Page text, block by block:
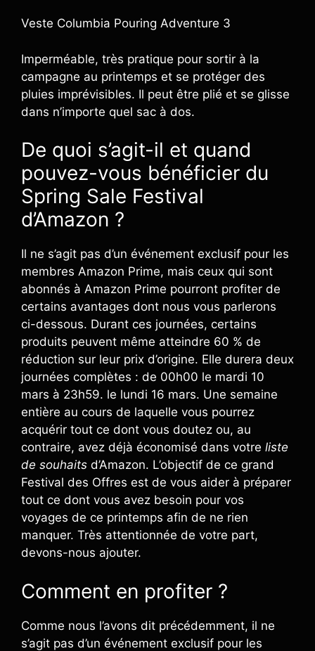
Veste Columbia Pouring Adventure 3
Imperméable, très pratique pour sortir à la
campagne au printemps et se protéger des
pluies imprévisibles. Il peut être plié et se glisse
dans n’importe quel sac à dos.
De quoi s’agit-il et quand
pouvez-vous bénéficier du
Spring Sale Festival
d’Amazon ?
Il ne s’agit pas d’un événement exclusif pour les
membres Amazon Prime, mais ceux qui sont
abonnés à Amazon Prime pourront profiter de
certains avantages dont nous vous parlerons
ci-dessous. Durant ces journées, certains
produits peuvent même atteindre 60 % de
réduction sur leur prix d’origine. Elle durera deux
journées complètes : de 00h00 le mardi 10
mars à 23h59. le lundi 16 mars. Une semaine
entière au cours de laquelle vous pourrez
acquérir tout ce dont vous doutez ou, au
contraire, avez déjà économisé dans votre liste
de souhaits d’Amazon. L’objectif de ce grand
Festival des Offres est de vous aider à préparer
tout ce dont vous avez besoin pour vos
voyages de ce printemps afin de ne rien
manquer. Très attentionnée de votre part,
devons-nous ajouter.
Comment en profiter ?
Comme nous l’avons dit précédemment, il ne
s’agit pas d’un événement exclusif pour les